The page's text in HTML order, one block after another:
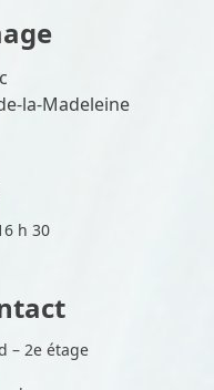
h 30
– 2e étage